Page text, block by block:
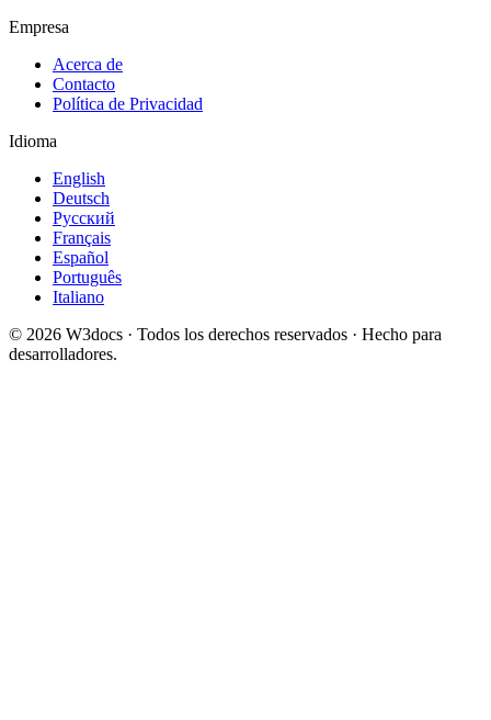
Empresa
Acerca de
Contacto
Política de Privacidad
Idioma
English
Deutsch
Русский
Français
Español
Português
Italiano
© 2026 W3docs · Todos los derechos reservados · Hecho para
desarrolladores.